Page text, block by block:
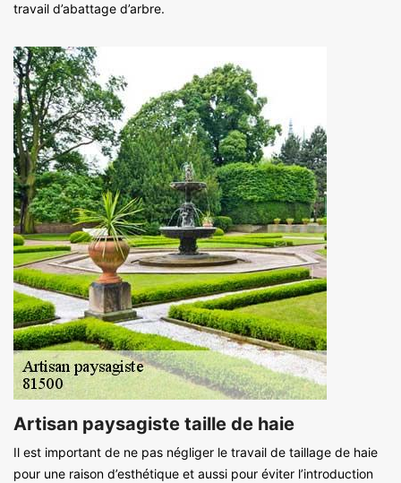
travail d’abattage d’arbre.
Artisan paysagiste taille de haie
Il est important de ne pas négliger le travail de taillage de haie
pour une raison d’esthétique et aussi pour éviter l’introduction